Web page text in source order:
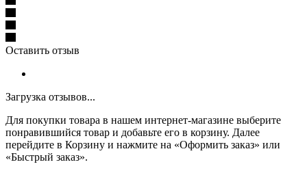
Оставить отзыв
Загрузка отзывов...
Для покупки товара в нашем интернет-магазине выберите
понравившийся товар и добавьте его в корзину. Далее
перейдите в Корзину и нажмите на «Оформить заказ» или
«Быстрый заказ».